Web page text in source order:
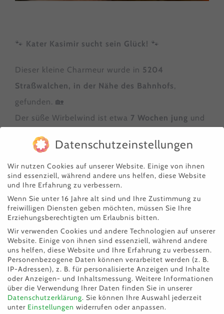
🐾 Kater Kasimir sucht sein Glück! 🐾
Dieser kleine Charmeur wurde in 5204
Straßwalchen, in der Nähe des Bahnhofs,
gefunden. 🏡
Der süße Wirbelwind ist etwa 7 Wochen jung und
noch nicht gechipt
Bärenhunger– der kleine Mann hat sich sofort auf
sein Futter gestürzt 🍽️ und danach zufrieden
geschnurrt. 💛
Gesundheitlich ist er
Neugier, Energie und Lebensfreude.
Kasimir ist ein richtigerkleiner Entdecker, der
alles spannend findet und schon jetzt zeigt, dass
in ihm ein aufgeweckter, selbstbewusster Kater
Datenschutzeinstellungen
Wir nutzen Cookies auf unserer Website. Einige von ihnen
sind essenziell, während andere uns helfen, diese Website
und Ihre Erfahrung zu verbessern.
Wenn Sie unter 16 Jahre alt sind und Ihre Zustimmung zu
freiwilligen Diensten geben möchten, müssen Sie Ihre
Erziehungsberechtigten um Erlaubnis bitten.
Wir verwenden Cookies und andere Technologien auf unserer
Website. Einige von ihnen sind essenziell, während andere
uns helfen, diese Website und Ihre Erfahrung zu verbessern.
Personenbezogene Daten können verarbeitet werden (z. B.
IP-Adressen), z. B. für personalisierte Anzeigen und Inhalte
oder Anzeigen- und Inhaltsmessung. Weitere Informationen
über die Verwendung Ihrer Daten finden Sie in unserer
Datenschutzerklärung. Sie können Ihre Auswahl jederzeit
unter Einstellungen widerrufen oder anpassen.